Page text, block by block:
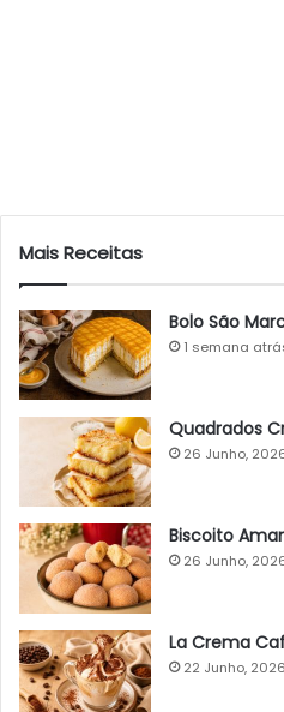
Mais Receitas
Bolo São
1 semana
Quadrados
26 Junho,
Biscoito
26 Junho,
La Crema
22 Junho, 2026